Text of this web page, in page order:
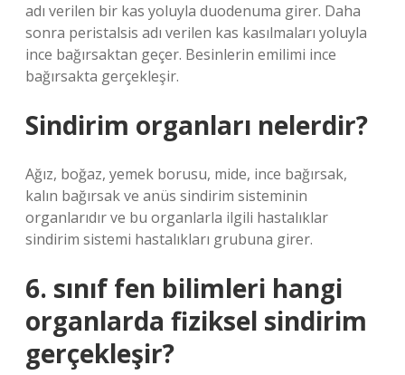
adı verilen bir kas yoluyla duodenuma girer. Daha
sonra peristalsis adı verilen kas kasılmaları yoluyla
ince bağırsaktan geçer. Besinlerin emilimi ince
bağırsakta gerçekleşir.
Sindirim organları nelerdir?
Ağız, boğaz, yemek borusu, mide, ince bağırsak,
kalın bağırsak ve anüs sindirim sisteminin
organlarıdır ve bu organlarla ilgili hastalıklar
sindirim sistemi hastalıkları grubuna girer.
6. sınıf fen bilimleri hangi
organlarda fiziksel sindirim
gerçekleşir?